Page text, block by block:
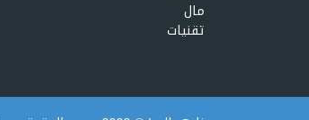
مال
تقنيات